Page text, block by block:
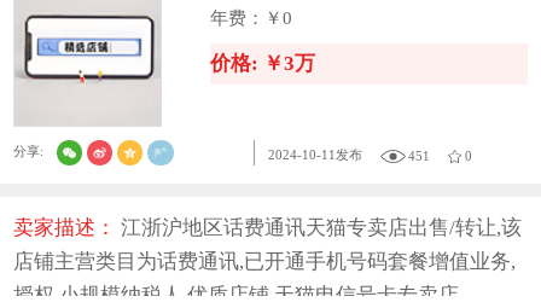
年费：
￥0
价格: ￥3万
分享: 2024-10-11发布 451 0
卖家描述： 江浙沪地区话费通讯天猫专卖店出售/转让,该
店铺主营类目为话费通讯,已开通手机号码套餐增值业务,
授权,小规模纳税人,优质店铺,天猫电信号卡专卖店